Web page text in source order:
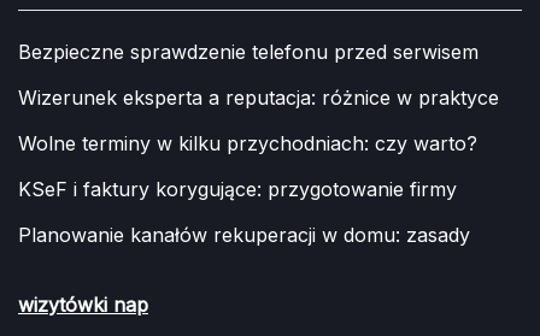
Bezpieczne sprawdzenie telefonu przed serwisem
Wizerunek eksperta a reputacja: różnice w praktyce
Wolne terminy w kilku przychodniach: czy warto?
KSeF i faktury korygujące: przygotowanie firmy
Planowanie kanałów rekuperacji w domu: zasady
wizytówki nap